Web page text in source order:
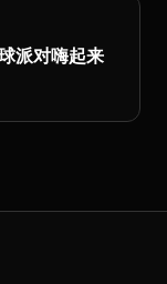
派对嗨起来